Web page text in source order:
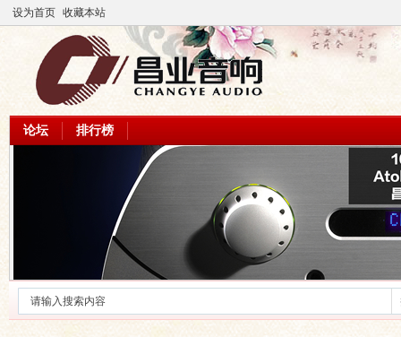
设为首页 收藏本站
论坛 排行榜